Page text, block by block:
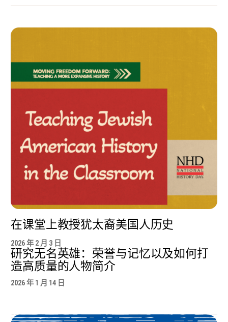
在课堂上教授犹太裔美国人历史
2026 年 2 月 3 日
研究无名英雄：荣誉与记忆以及如何打
造高质量的人物简介
2026 年 1 月 14 日